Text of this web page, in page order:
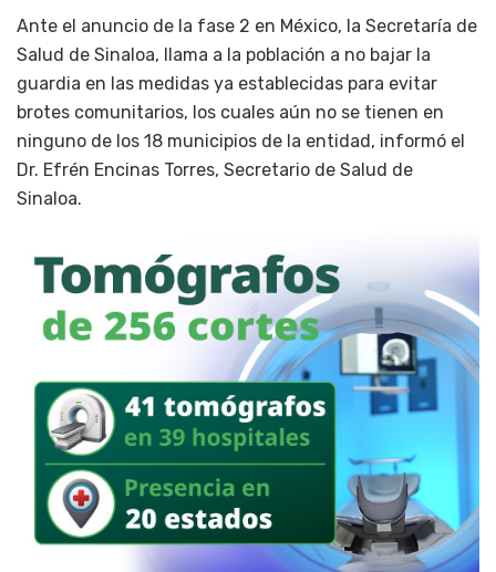
Ante el anuncio de la fase 2 en México, la Secretaría de
Salud de Sinaloa, llama a la población a no bajar la
guardia en las medidas ya establecidas para evitar
brotes comunitarios, los cuales aún no se tienen en
ninguno de los 18 municipios de la entidad, informó el
Dr. Efrén Encinas Torres, Secretario de Salud de
Sinaloa.